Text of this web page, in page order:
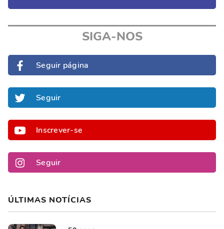
SIGA-NOS
Seguir página
Seguir
Inscrever-se
Seguir
ÚLTIMAS NOTÍCIAS